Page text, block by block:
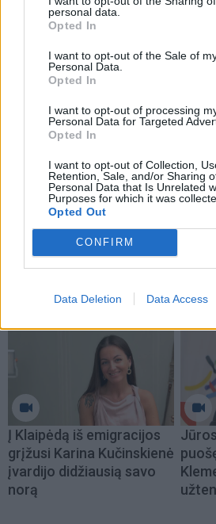
personal data.
Opted In
I want to opt-out of the Sale of
Personal Data.
Opted In
I want to opt-out of processing
Personal Data for Targeted
Opted In
I want to opt-out of Collection,
Retention, Sale, and/or Sharing
Personal Data that Is Unrelated
Purposes for which it was
Opted Out
CONFIRM
Data Deletion Data Access
Ūkininkas Stasys Sandaras
Edmundo Petrošiaus avys gali
mažiausiai 30–40 proc. jo kviečių
Į Klaipėdą iš emigracijos
grįžusi Karina Kučinskienė
įvardijo didžiausią savo
norą